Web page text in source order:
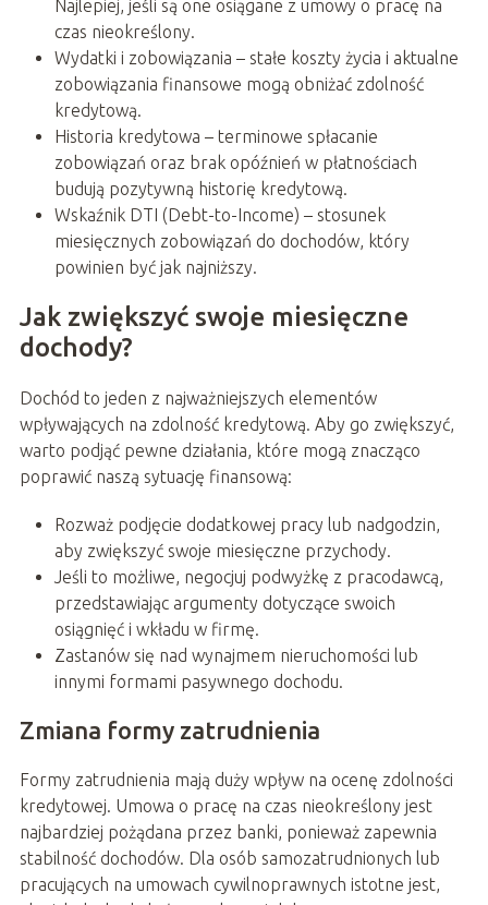
Najlepiej, jeśli są one osiągane z umowy o pracę na
czas nieokreślony.
Wydatki i zobowiązania – stałe koszty życia i aktualne
zobowiązania finansowe mogą obniżać zdolność
kredytową.
Historia kredytowa – terminowe spłacanie
zobowiązań oraz brak opóźnień w płatnościach
budują pozytywną historię kredytową.
Wskaźnik DTI (Debt-to-Income) – stosunek
miesięcznych zobowiązań do dochodów, który
powinien być jak najniższy.
Jak zwiększyć swoje miesięczne
dochody?
Dochód to jeden z najważniejszych elementów
wpływających na zdolność kredytową. Aby go zwiększyć,
warto podjąć pewne działania, które mogą znacząco
poprawić naszą sytuację finansową:
Rozważ podjęcie dodatkowej pracy lub nadgodzin,
aby zwiększyć swoje miesięczne przychody.
Jeśli to możliwe, negocjuj podwyżkę z pracodawcą,
przedstawiając argumenty dotyczące swoich
osiągnięć i wkładu w firmę.
Zastanów się nad wynajmem nieruchomości lub
innymi formami pasywnego dochodu.
Zmiana formy zatrudnienia
Formy zatrudnienia mają duży wpływ na ocenę zdolności
kredytowej. Umowa o pracę na czas nieokreślony jest
najbardziej pożądana przez banki, ponieważ zapewnia
stabilność dochodów. Dla osób samozatrudnionych lub
pracujących na umowach cywilnoprawnych istotne jest,